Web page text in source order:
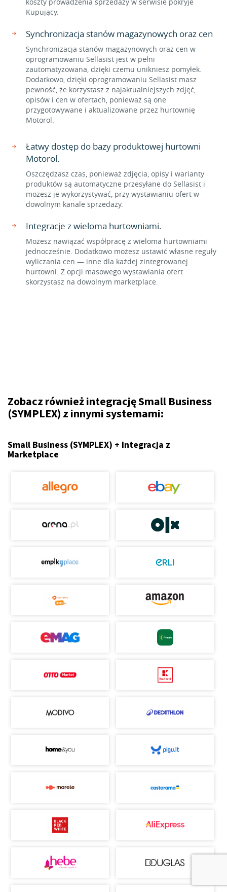
Kupujący.
Synchronizacja stanów magazynowych oraz cen
Synchronizacja stanów magazynowych oraz cen w
oprogramowaniu Sellasist jest w pełni
zautomatyzowana, dzięki czemu unikniesz pomyłek.
Dodatkowo, dzięki oprogramowaniu Sellasist masz
pewność, że korzystasz z najaktualniejszych zdjęć,
opisów i cen w ofertach, ponieważ są one
przygotowywane i aktualizowane przez hurtownię
Motorol.
Łatwy dostęp do bazy produktowej hurtowni
Motorol.
Oszczędzasz czas, ponieważ zdjęcia, opisy i warianty
produktów są automatyczne przesyłane do Sellasist i
możesz je wykorzystywać, przy wystawianiu ofert w
dowolnym kanale sprzedaży.
Integracje z wieloma hurtowniami.
Możesz nawiązać współpracę z wieloma hurtowniami
jednocześnie. Dodatkowo możesz ustawić własne reguły
wyliczania cen — inne dla każdej zintegrowanej
hurtowni. Z opcji masowego wystawiania ofert
skorzystasz na dowolnym marketplace.
Zobacz również integrację Small Business
(SYMPLEX) z innymi systemami:
Small Business (SYMPLEX) + Integracja z
Marketplace